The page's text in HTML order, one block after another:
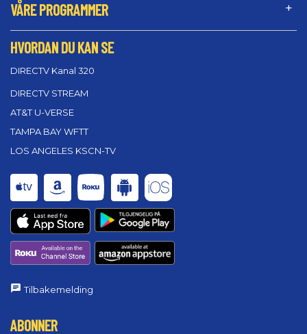
VÅRE PROGRAMMER
HVORDAN DU KAN SE
DIRECTV Kanal 320
DIRECTV STREAM
AT&T U-VERSE
TAMPA BAY WFTT
LOS ANGELES KSCN-TV
Tilbakemelding
ABONNER